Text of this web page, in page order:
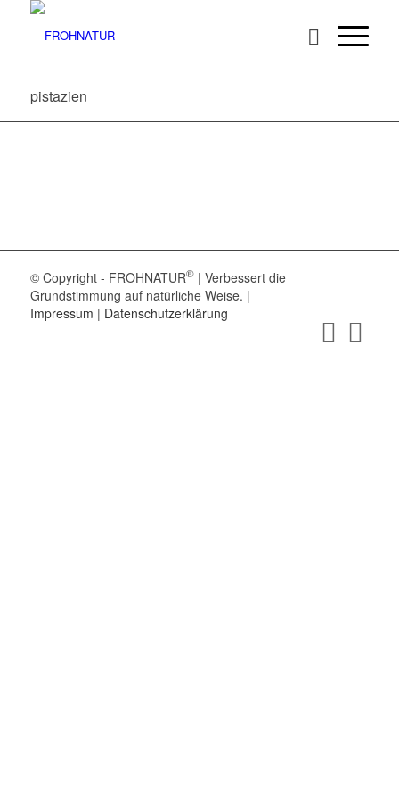
pistazien
© Copyright - FROHNATUR®| Verbessert die
Grundstimmung auf natürliche Weise. |
Impressum | Datenschutzerklärung